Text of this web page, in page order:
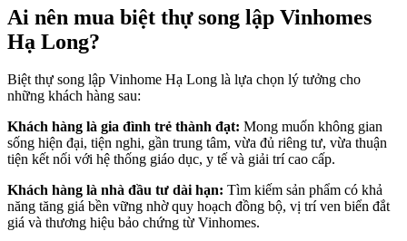
Ai nên mua biệt thự song lập Vinhomes
Hạ Long?
Biệt thự song lập Vinhome Hạ Long là lựa chọn lý tưởng cho
những khách hàng sau:
Khách hàng là gia đình trẻ thành đạt: Mong muốn không gian
sống hiện đại, tiện nghi, gần trung tâm, vừa đủ riêng tư, vừa thuận
tiện kết nối với hệ thống giáo dục, y tế và giải trí cao cấp.
Khách hàng là nhà đầu tư dài hạn: Tìm kiếm sản phẩm có khả
năng tăng giá bền vững nhờ quy hoạch đồng bộ, vị trí ven biển đắt
giá và thương hiệu bảo chứng từ Vinhomes.